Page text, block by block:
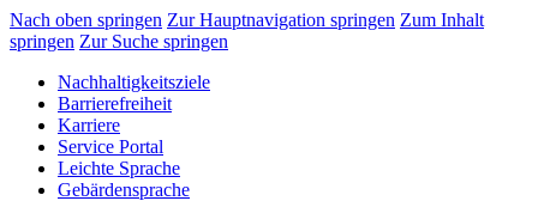
Nach oben springen Zur Hauptnavigation springen Zum Inhalt
springen Zur Suche springen
Nachhaltigkeitsziele
Barrierefreiheit
Karriere
Service Portal
Leichte Sprache
Gebärdensprache